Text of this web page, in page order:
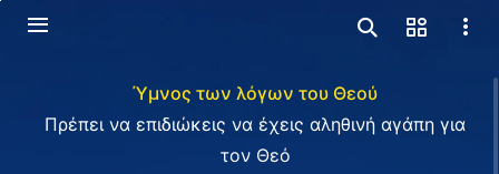
Ύμνος των λόγων του Θεού
Πρέπει να επιδιώκεις να έχεις αληθινή αγάπη για
τον Θεό